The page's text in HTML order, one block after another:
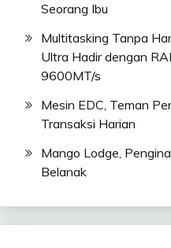
Seorang Ibu
Multitasking Tanpa
Ultra Hadir dengan
9600MT/s
Mesin EDC, Teman
Transaksi Harian
Mango Lodge,
Belanak